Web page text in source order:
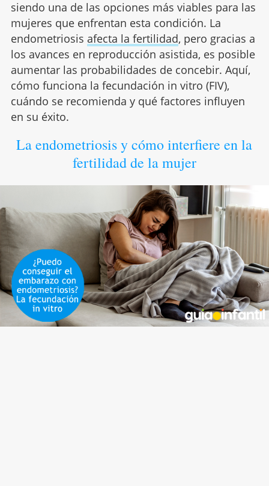
siendo una de las opciones más viables para las
mujeres que enfrentan esta condición. La
endometriosis afecta la fertilidad, pero gracias a
los avances en reproducción asistida, es posible
aumentar las probabilidades de concebir. Aquí,
cómo funciona la fecundación in vitro (FIV),
cuándo se recomienda y qué factores influyen
en su éxito.
La endometriosis y cómo interfiere en la
fertilidad de la mujer